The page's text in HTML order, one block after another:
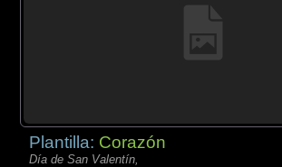
Plantilla: Corazón
Día de San Valentín,